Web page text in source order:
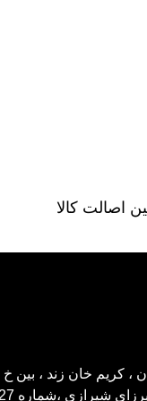
اصالت کالا
، کریم خان زند ، بین